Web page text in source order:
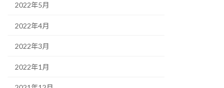
2022年5月
2022年4月
2022年3月
2022年1月